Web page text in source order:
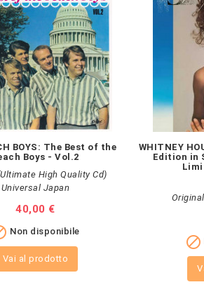
BOYS: The Best of the
Boys - Vol.2
High Quality Cd)
Universal Japan
Prezzo
40,00 €
Non disponibile
Vai al prodotto
WHITNEY
Edition in
